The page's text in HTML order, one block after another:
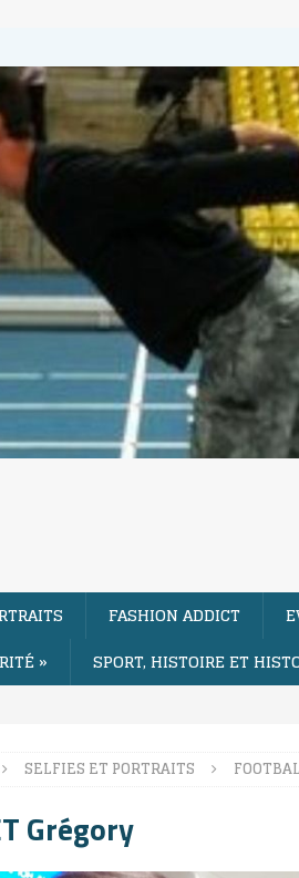
FASHION ADDICT
»
SPORT, HISTOIRE ET
SELFIES ET PORTRAITS
Grégory